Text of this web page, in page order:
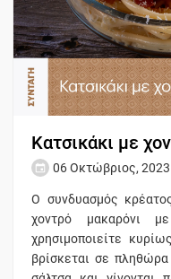
Κατσικάκι με
06 Οκτώβριος, 2023
Ο συνδυασμός
χοντρό μακαρόνι
χρησιμοποιείτε
βρίσκεται σε